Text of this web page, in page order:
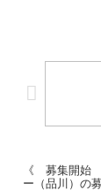
《 募集開始
ー（品川）の